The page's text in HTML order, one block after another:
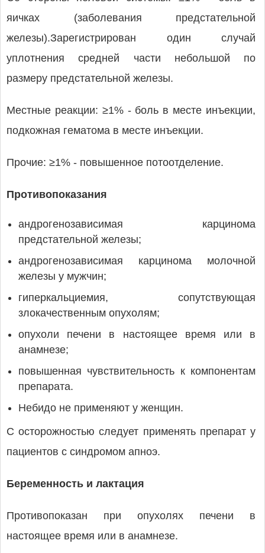
яичках (заболевания предстательной
железы).Зарегистрирован один случай
уплотнения средней части небольшой по
размеру предстательной железы.
Местные реакции: ≥1% - боль в месте инъекции,
подкожная гематома в месте инъекции.
Прочие: ≥1% - повышенное потоотделение.
Противопоказания
андрогенозависимая карцинома
предстательной железы;
андрогенозависимая карцинома молочной
железы у мужчин;
гиперкальциемия, сопутствующая
злокачественным опухолям;
опухоли печени в настоящее время или в
анамнезе;
повышенная чувствительность к компонентам
препарата.
Небидо не применяют у женщин.
С осторожностью следует применять препарат у
пациентов с синдромом апноэ.
Беременность и лактация
Противопоказан при опухолях печени в
настоящее время или в анамнезе.